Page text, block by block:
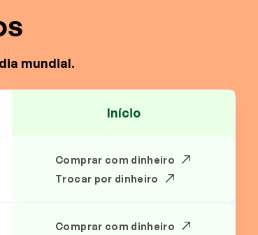
mundial.
Início
Comprar com dinheiro
Trocar por dinheiro
Comprar com dinheiro